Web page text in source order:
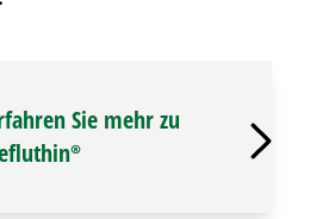
Sie mehr zu